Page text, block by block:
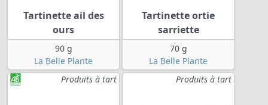
Tartinette ail des
ours
90 g
La Belle Plante
Tartinette ortie
sarriette
70 g
La Belle Plante
Produits à tart
Produits à tart